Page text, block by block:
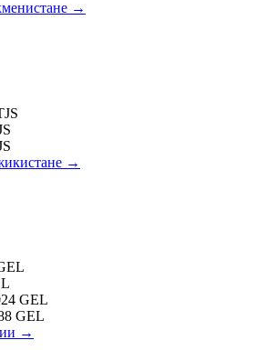
→
→
GEL
GEL
→